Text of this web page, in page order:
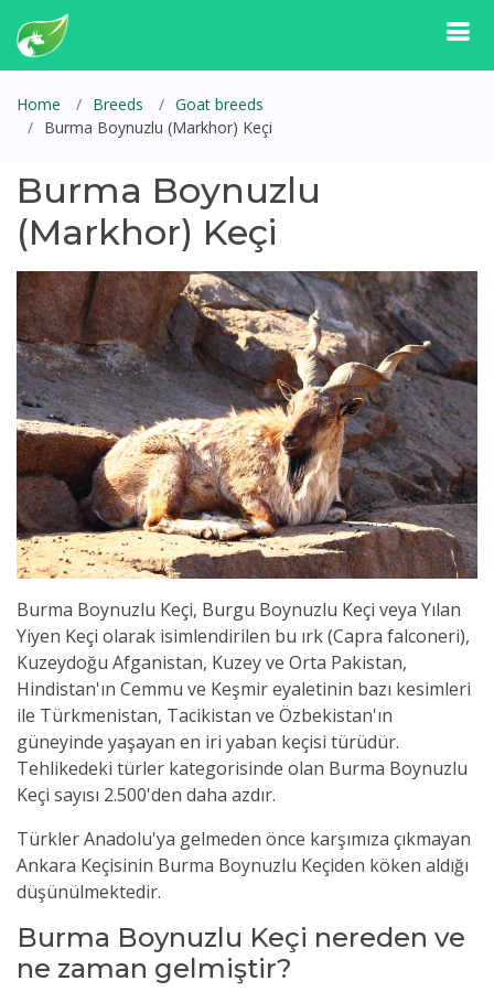
Home Breeds
Goat breeds
Burma Boynuzlu (Markhor) Keçi
Burma Boynuzlu
(Markhor) Keçi
Burma Boynuzlu Keçi, Burgu Boynuzlu Keçi veya Yılan
Yiyen Keçi olarak isimlendirilen bu ırk (Capra falconeri),
Kuzeydoğu Afganistan, Kuzey ve Orta Pakistan,
Hindistan'ın Cemmu ve Keşmir eyaletinin bazı kesimleri
ile Türkmenistan, Tacikistan ve Özbekistan'ın
güneyinde yaşayan en iri yaban keçisi türüdür.
Tehlikedeki türler kategorisinde olan Burma Boynuzlu
Keçi sayısı 2.500'den daha azdır.
Türkler Anadolu'ya gelmeden önce karşımıza çıkmayan
Ankara Keçisinin Burma Boynuzlu Keçiden köken aldığı
düşünülmektedir.
Burma Boynuzlu Keçi nereden ve
ne zaman gelmiştir?